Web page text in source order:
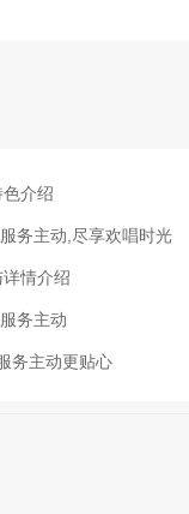
介绍
务主动,尽享欢唱时光
情介绍
务主动
务主动更贴心